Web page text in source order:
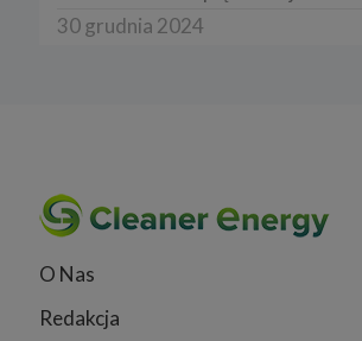
30 grudnia 2024
O Nas
Redakcja